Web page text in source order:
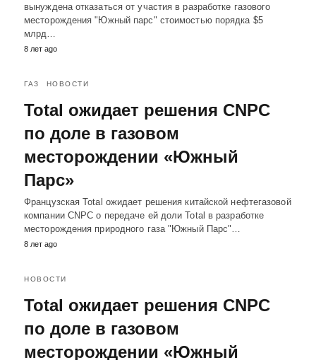
вынуждена отказаться от участия в разработке газового
месторождения "Южный парс" стоимостью порядка $5
млрд…
8 лет ago
ГАЗ НОВОСТИ
Total ожидает решения CNPC
по доле в газовом
месторождении «Южный
Парс»
Французская Total ожидает решения китайской нефтегазовой
компании CNPC о передаче ей доли Total в разработке
месторождения природного газа "Южный Парс"…
8 лет ago
НОВОСТИ
Total ожидает решения CNPC
по доле в газовом
месторождении «Южный